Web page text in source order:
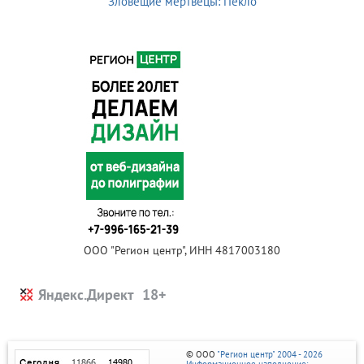
ООО "Регион центр", ИНН 4817003180
Яндекс.Директ
© ООО "Регион центр" 2004 - 2026